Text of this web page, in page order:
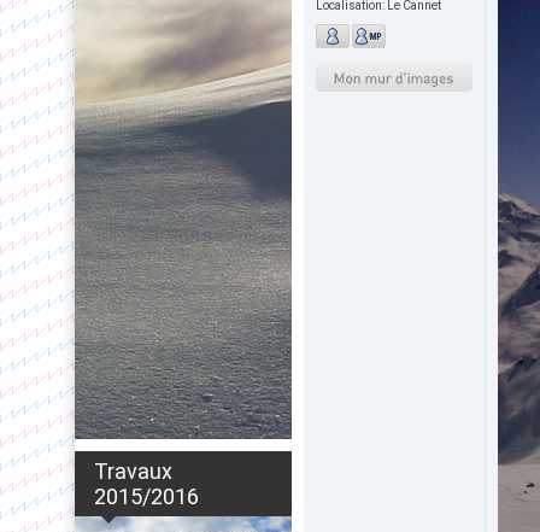
Travaux
2015/2016
Localisation: Le Cannet